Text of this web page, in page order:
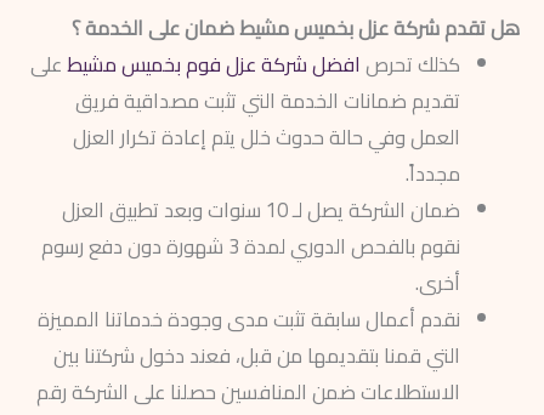
هل تقدم شركة عزل بخميس مشيط ضمان على الخدمة ؟
كذلك تحرص افضل شركة عزل فوم بخميس مشيطعلى
تقديم ضمانات الخدمة التي تثبت مصداقية فريق
العمل وفي حالة حدوث خلل يتم إعادة تكرار العزل
مجدداً.
ضمان الشركة يصل لـ 10 سنوات وبعد تطبيق العزل
نقوم بالفحص الدوري لمدة 3 شهورة دون دفع رسوم
أخرى.
نقدم أعمال سابقة تثبت مدى وجودة خدماتنا المميزة
التي قمنا بتقديمها من قبل، فعند دخول شركتنا بين
الاستطلاعات ضمن المنافسين حصلنا على الشركة رقم